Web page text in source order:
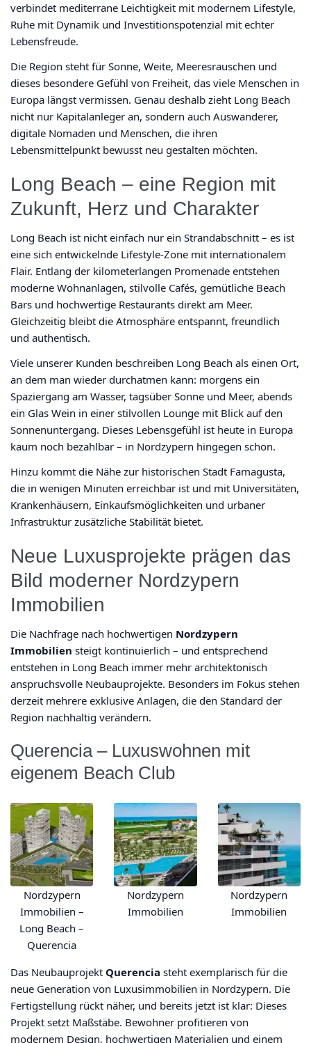
verbindet mediterrane Leichtigkeit mit modernem Lifestyle,
Ruhe mit Dynamik und Investitionspotenzial mit echter
Lebensfreude.
Die Region steht für Sonne, Weite, Meeresrauschen und
dieses besondere Gefühl von Freiheit, das viele Menschen in
Europa längst vermissen. Genau deshalb zieht Long Beach
nicht nur Kapitalanleger an, sondern auch Auswanderer,
digitale Nomaden und Menschen, die ihren
Lebensmittelpunkt bewusst neu gestalten möchten.
Long Beach – eine Region mit
Zukunft, Herz und Charakter
Long Beach ist nicht einfach nur ein Strandabschnitt – es ist
eine sich entwickelnde Lifestyle-Zone mit internationalem
Flair. Entlang der kilometerlangen Promenade entstehen
moderne Wohnanlagen, stilvolle Cafés, gemütliche Beach
Bars und hochwertige Restaurants direkt am Meer.
Gleichzeitig bleibt die Atmosphäre entspannt, freundlich
und authentisch.
Viele unserer Kunden beschreiben Long Beach als einen Ort,
an dem man wieder durchatmen kann: morgens ein
Spaziergang am Wasser, tagsüber Sonne und Meer, abends
ein Glas Wein in einer stilvollen Lounge mit Blick auf den
Sonnenuntergang. Dieses Lebensgefühl ist heute in Europa
kaum noch bezahlbar – in Nordzypern hingegen schon.
Hinzu kommt die Nähe zur historischen Stadt Famagusta,
die in wenigen Minuten erreichbar ist und mit Universitäten,
Krankenhäusern, Einkaufsmöglichkeiten und urbaner
Infrastruktur zusätzliche Stabilität bietet.
Neue Luxusprojekte prägen das
Bild moderner Nordzypern
Immobilien
Die Nachfrage nach hochwertigen Nordzypern
Immobilien steigt kontinuierlich – und entsprechend
entstehen in Long Beach immer mehr architektonisch
anspruchsvolle Neubauprojekte. Besonders im Fokus stehen
derzeit mehrere exklusive Anlagen, die den Standard der
Region nachhaltig verändern.
Querencia – Luxuswohnen mit
eigenem Beach Club
Nordzypern
Immobilien –
Long Beach –
Querencia
Nordzypern
Immobilien
Nordzypern
Immobilien
Das Neubauprojekt Querencia steht exemplarisch für die
neue Generation von Luxusimmobilien in Nordzypern. Die
Fertigstellung rückt näher, und bereits jetzt ist klar: Dieses
Projekt setzt Maßstäbe. Bewohner profitieren von
modernem Design, hochwertigen Materialien und einem